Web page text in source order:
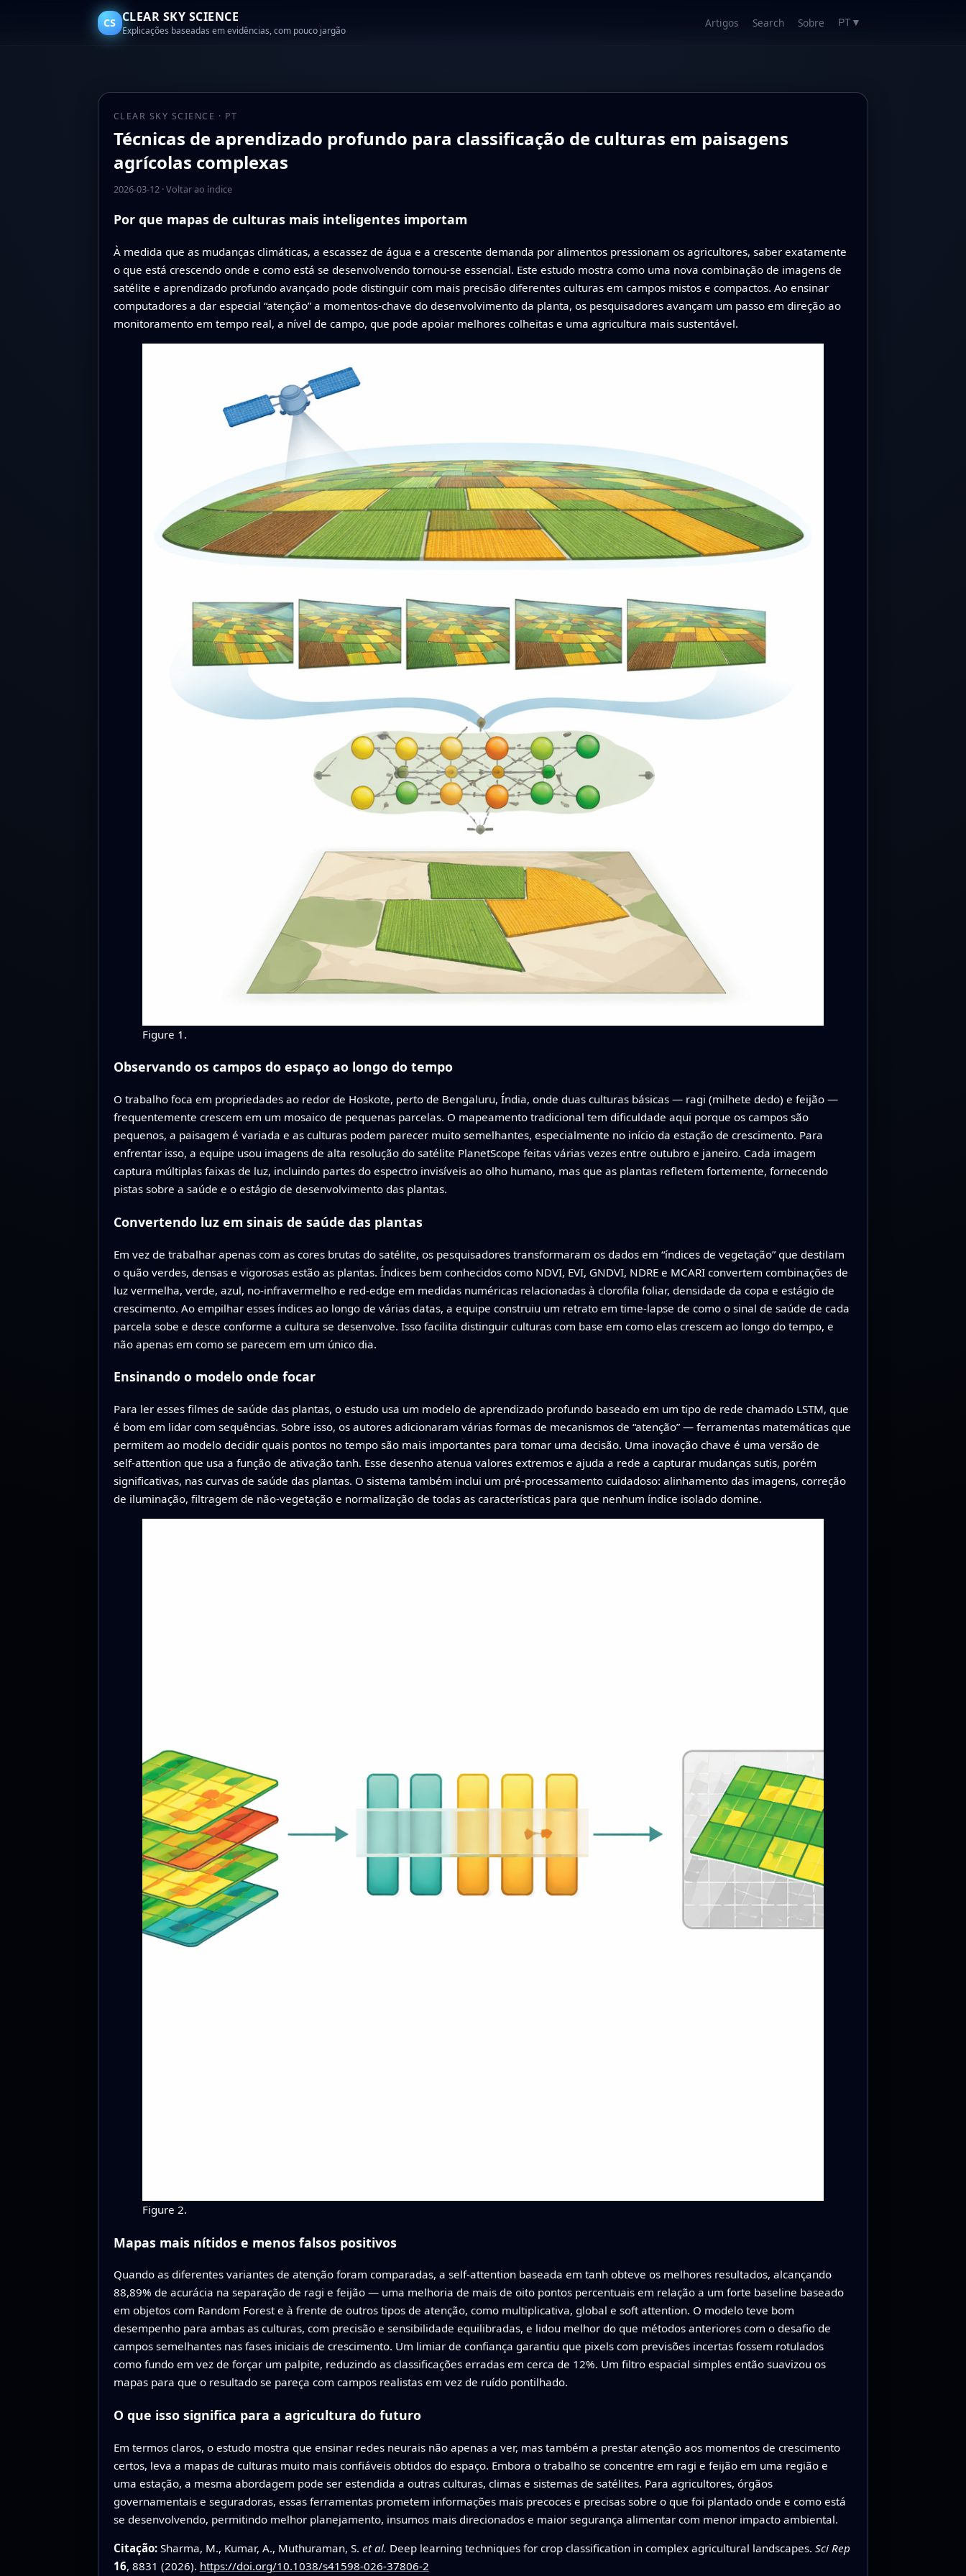
CS CLEAR SKY SCIENCE
Explicações baseadas em evidências, com pouco jargão
Artigos Search Sobre PT ▼
CLEAR SKY SCIENCE · PT
Técnicas de aprendizado profundo para classificação de culturas em paisagens
agrícolas complexas
2026-03-12·Voltar ao índice
Por que mapas de culturas mais inteligentes importam
À medida que as mudanças climáticas, a escassez de água e a crescente demanda por alimentos pressionam os agricultores, saber exatamente
o que está crescendo onde e como está se desenvolvendo tornou‑se essencial. Este estudo mostra como uma nova combinação de imagens de
satélite e aprendizado profundo avançado pode distinguir com mais precisão diferentes culturas em campos mistos e compactos. Ao ensinar
computadores a dar especial “atenção” a momentos-chave do desenvolvimento da planta, os pesquisadores avançam um passo em direção ao
monitoramento em tempo real, a nível de campo, que pode apoiar melhores colheitas e uma agricultura mais sustentável.
Figure 1.
Observando os campos do espaço ao longo do tempo
O trabalho foca em propriedades ao redor de Hoskote, perto de Bengaluru, Índia, onde duas culturas básicas — ragi (milhete dedo) e feijão —
frequentemente crescem em um mosaico de pequenas parcelas. O mapeamento tradicional tem dificuldade aqui porque os campos são
pequenos, a paisagem é variada e as culturas podem parecer muito semelhantes, especialmente no início da estação de crescimento. Para
enfrentar isso, a equipe usou imagens de alta resolução do satélite PlanetScope feitas várias vezes entre outubro e janeiro. Cada imagem
captura múltiplas faixas de luz, incluindo partes do espectro invisíveis ao olho humano, mas que as plantas refletem fortemente, fornecendo
pistas sobre a saúde e o estágio de desenvolvimento das plantas.
Convertendo luz em sinais de saúde das plantas
Em vez de trabalhar apenas com as cores brutas do satélite, os pesquisadores transformaram os dados em “índices de vegetação” que destilam
o quão verdes, densas e vigorosas estão as plantas. Índices bem conhecidos como NDVI, EVI, GNDVI, NDRE e MCARI convertem combinações de
luz vermelha, verde, azul, no‑infravermelho e red‑edge em medidas numéricas relacionadas à clorofila foliar, densidade da copa e estágio de
crescimento. Ao empilhar esses índices ao longo de várias datas, a equipe construiu um retrato em time‑lapse de como o sinal de saúde de cada
parcela sobe e desce conforme a cultura se desenvolve. Isso facilita distinguir culturas com base em como elas crescem ao longo do tempo, e
não apenas em como se parecem em um único dia.
Ensinando o modelo onde focar
Para ler esses filmes de saúde das plantas, o estudo usa um modelo de aprendizado profundo baseado em um tipo de rede chamado LSTM, que
é bom em lidar com sequências. Sobre isso, os autores adicionaram várias formas de mecanismos de “atenção” — ferramentas matemáticas que
permitem ao modelo decidir quais pontos no tempo são mais importantes para tomar uma decisão. Uma inovação chave é uma versão de
self‑attention que usa a função de ativação tanh. Esse desenho atenua valores extremos e ajuda a rede a capturar mudanças sutis, porém
significativas, nas curvas de saúde das plantas. O sistema também inclui um pré‑processamento cuidadoso: alinhamento das imagens, correção
de iluminação, filtragem de não‑vegetação e normalização de todas as características para que nenhum índice isolado domine.
Figure 2.
Mapas mais nítidos e menos falsos positivos
Quando as diferentes variantes de atenção foram comparadas, a self‑attention baseada em tanh obteve os melhores resultados, alcançando
88,89% de acurácia na separação de ragi e feijão — uma melhoria de mais de oito pontos percentuais em relação a um forte baseline baseado
em objetos com Random Forest e à frente de outros tipos de atenção, como multiplicativa, global e soft attention. O modelo teve bom
desempenho para ambas as culturas, com precisão e sensibilidade equilibradas, e lidou melhor do que métodos anteriores com o desafio de
campos semelhantes nas fases iniciais de crescimento. Um limiar de confiança garantiu que pixels com previsões incertas fossem rotulados
como fundo em vez de forçar um palpite, reduzindo as classificações erradas em cerca de 12%. Um filtro espacial simples então suavizou os
mapas para que o resultado se pareça com campos realistas em vez de ruído pontilhado.
O que isso significa para a agricultura do futuro
Em termos claros, o estudo mostra que ensinar redes neurais não apenas a ver, mas também a prestar atenção aos momentos de crescimento
certos, leva a mapas de culturas muito mais confiáveis obtidos do espaço. Embora o trabalho se concentre em ragi e feijão em uma região e
uma estação, a mesma abordagem pode ser estendida a outras culturas, climas e sistemas de satélites. Para agricultores, órgãos
governamentais e seguradoras, essas ferramentas prometem informações mais precoces e precisas sobre o que foi plantado onde e como está
se desenvolvendo, permitindo melhor planejamento, insumos mais direcionados e maior segurança alimentar com menor impacto ambiental.
Citação: Sharma, M., Kumar, A., Muthuraman, S. et al. Deep learning techniques for crop classification in complex agricultural landscapes. Sci Rep
16, 8831 (2026). https://doi.org/10.1038/s41598-026-37806-2